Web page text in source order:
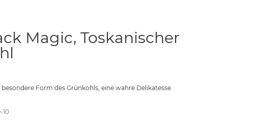
Magic, Toskanischer
Form des Grünkohls, eine wahre Delikatesse
10